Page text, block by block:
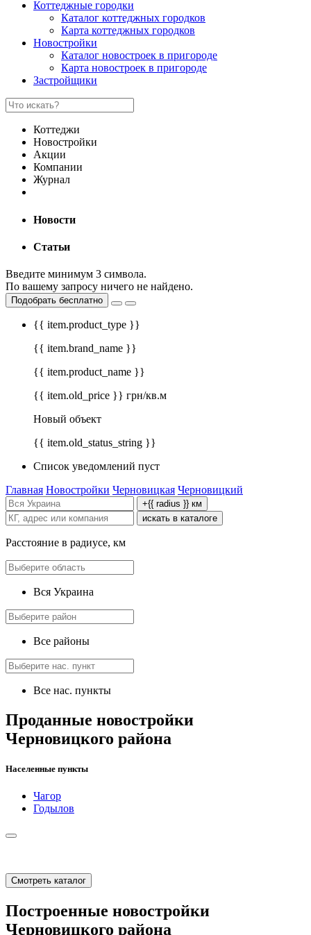
Коттеджные городки
Каталог коттеджных городков
Карта коттеджных городков
Новостройки
Каталог новостроек в пригороде
Карта новостроек в пригороде
Застройщики
Коттеджи
Новостройки
Акции
Компании
Журнал
Новости
Статьи
Введите минимум 3 символа.
По вашему запросу ничего не найдено.
Подобрать бесплатно
{{ item.product_type }}
{{ item.brand_name }}
{{ item.product_name }}
{{ item.old_price }} грн/кв.м
Новый объект
{{ item.old_status_string }}
Список уведомлений пуст
Главная Новостройки Черновицкая Черновицкий
+{{ radius }} км
искать в каталоге
Расстояние в радиусе, км
Вся Украина
Все районы
Все нас. пункты
Проданные новостройки
Черновицкого района
Населенные пункты
Чагор
Годылов
Смотреть каталог
Построенные новостройки
Черновицкого района